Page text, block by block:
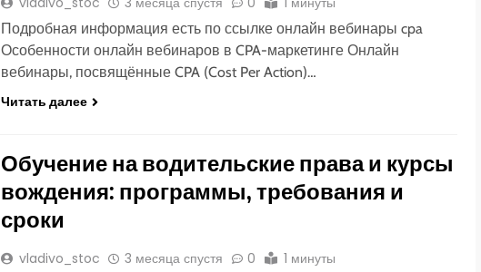
Подробная информация есть по ссылке онлайн вебинары cpa
Особенности онлайн вебинаров в CPA-маркетинге Онлайн
вебинары, посвящённые CPA (Cost Per Action)…
Читать далее
Обучение на водительские права и курсы
вождения: программы, требования и
сроки
vladivo_stoc 3 месяца спустя 0 1 минуты